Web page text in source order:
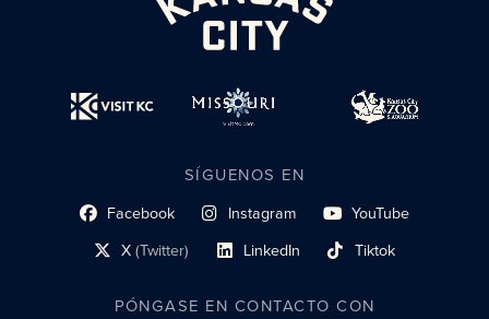
SÍGUENOS EN
Facebook
enlace al perfil social Instagram
enlace de perfil social YouTube
enlace de perfil social
X(Twitter)
enlace al perfil social LinkedIn
enlace al perfil social Tiktok
enlace al perfil social
PÓNGASE EN CONTACTO CON